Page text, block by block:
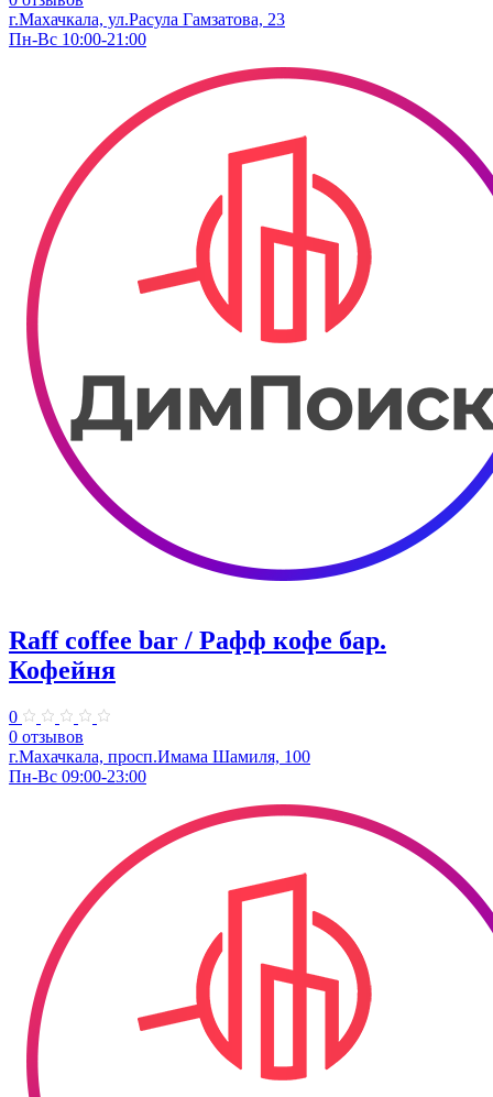
г.Махачкала, ул.Расула Гамзатова, 23
Пн-Вс 10:00-21:00
Raff coffee bar / Рафф кофе бар.
Кофейня
0
0 отзывов
г.Махачкала, ​просп.Имама Шамиля, 100
Пн-Вс 09:00-23:00